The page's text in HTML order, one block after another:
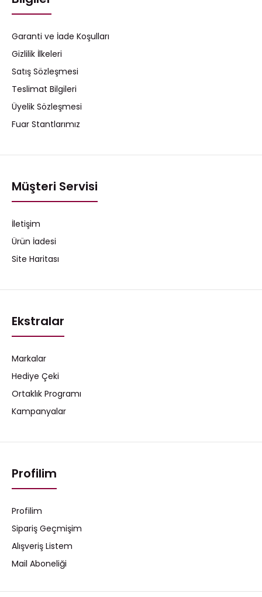
Garanti ve İade Koşulları
Gizlilik İlkeleri
Satış Sözleşmesi
Teslimat Bilgileri
Üyelik Sözleşmesi
Fuar Stantlarımız
Müşteri Servisi
İletişim
Ürün İadesi
Site Haritası
Ekstralar
Markalar
Hediye Çeki
Ortaklık Programı
Kampanyalar
Profilim
Profilim
Sipariş Geçmişim
Alışveriş Listem
Mail Aboneliği